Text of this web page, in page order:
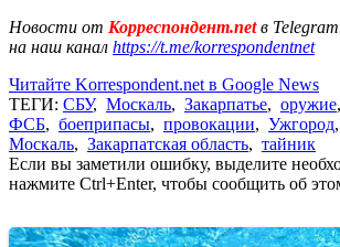
Новости от Корреспондент.netв
на наш канал https://t.me/korrespondentnet
Читайте Korrespondent.net в Google News
ТЕГИ: СБУ, Москаль, Закарпатье, оружие,
ФСБ, боеприпасы, провокации, Ужгород,
Москаль, Закарпатская область, тайник
Если вы заметили ошибку, выделите
нажмите Ctrl+Enter, чтобы сообщить об